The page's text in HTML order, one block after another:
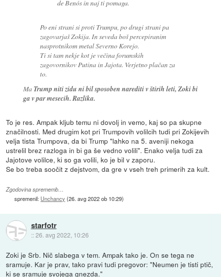
de Benós in naj ti pomaga.
Po eni strani si proti Trumpu, po drugi strani pa
zagovarjaš Zokija. In seveda boš percepiranim
nasprotnikom metal Severno Korejo.
Ti si tam nekje kot je večina forumskih
zagovornikov Putina in Jajota. Verjetno plačan za
to.
Ma Trump niti zidu ni bil sposoben narediti v štirih leti, Zoki bi
ga v par mesecih. Razlika.
To je res. Ampak kljub temu ni dovolj in vemo, kaj so pa skupne
značilnosti. Med drugim kot pri Trumpovih volilcih tudi pri Zokijevih
velja tista Trumpova, da bi Trump "lahko na 5. aveniji nekoga
ustrelil brez razloga in bi ga še vedno volili". Enako velja tudi za
Jajotove volilce, ki so ga volili, ko je bil v zaporu.
Se bo treba soočit z dejstvom, da gre v vseh treh primerih za kult.
Zgodovina sprememb…
spremenil: Unchancy (26. avg 2022 ob 10:29)
starfotr
::26. avg 2022, 10:26
Zoki je Srb. Nič slabega v tem. Ampak tako je. On se tega ne
sramuje. Kar je prav, tako pravi tudi pregovor: "Neumen je tisti ptič,
ki se sramuje svojega gnezda."